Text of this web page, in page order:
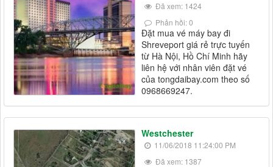
Đã xem: 1424
Phản hồi: 0
Đặt mua vé máy bay đi
Shreveport giá rẻ trực tuyến
từ Hà Nội, Hồ Chí Minh hãy
liên hệ với nhân viên đặt vé
của tongdaibay.com theo số
0968669247.
Westchester
11/06/2018 11:24:00 PM
Đã xem: 1387